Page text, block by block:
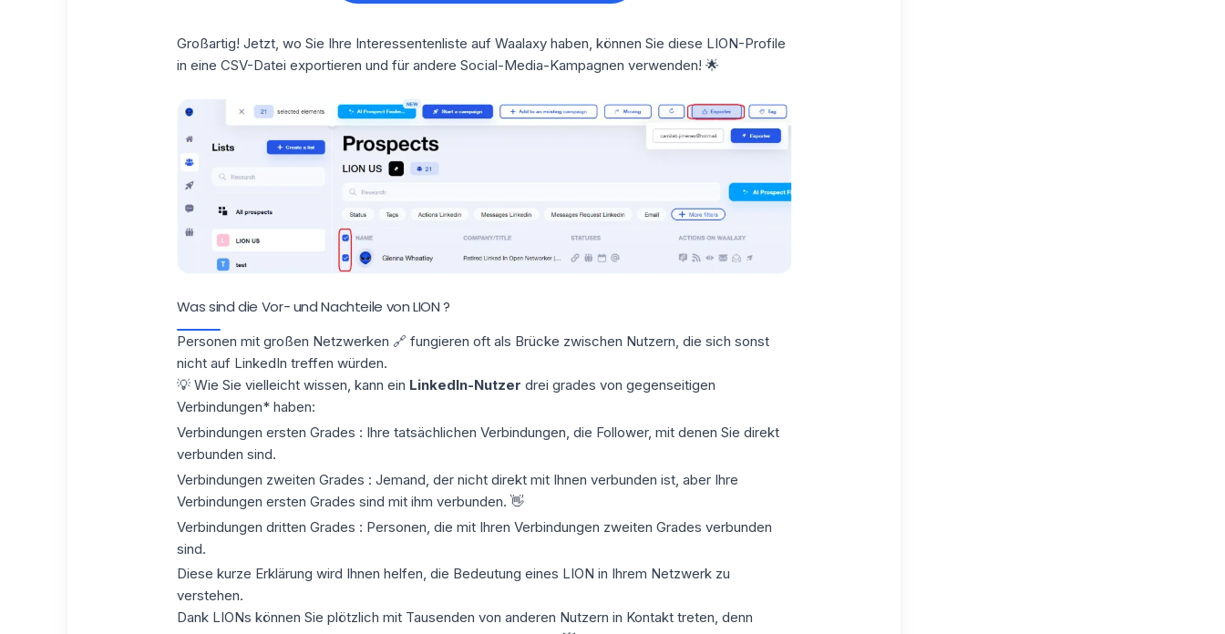
Großartig! Jetzt, wo Sie Ihre Interessentenliste auf Waalaxy haben, können Sie diese LION-Profile
in eine CSV-Datei exportieren und für andere Social-Media-Kampagnen verwenden! 🌟
Was sind die Vor- und Nachteile von LION ?
Personen mit großen Netzwerken 🔗 fungieren oft als Brücke zwischen Nutzern, die sich sonst
nicht auf LinkedIn treffen würden.
💡 Wie Sie vielleicht wissen, kann ein LinkedIn-Nutzer drei grades von gegenseitigen
Verbindungen* haben:
Verbindungen ersten Grades : Ihre tatsächlichen Verbindungen, die Follower, mit denen Sie direkt
verbunden sind.
Verbindungen zweiten Grades : Jemand, der nicht direkt mit Ihnen verbunden ist, aber Ihre
Verbindungen ersten Grades sind mit ihm verbunden. 👋
Verbindungen dritten Grades : Personen, die mit Ihren Verbindungen zweiten Grades verbunden
sind.
Diese kurze Erklärung wird Ihnen helfen, die Bedeutung eines LION in Ihrem Netzwerk zu
verstehen.
Dank LIONs können Sie plötzlich mit Tausenden von anderen Nutzern in Kontakt treten, denn